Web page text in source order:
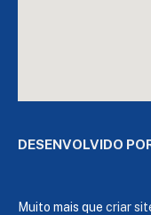
DESENVOLVIDO
Muito mais que criar